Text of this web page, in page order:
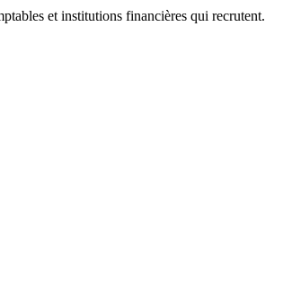
et institutions financières qui recrutent.